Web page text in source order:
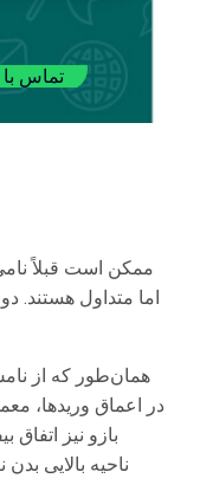
تماس
ممکن است قبلاً
اما متداول هستند.
در اعماق وریدها،
بازو نیز